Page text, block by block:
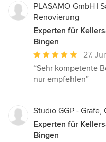
PLASAMO GmbH |
Renovierung
Experten für
Bingen
Durchschnittliche
Bewertung:
5
Sternen
27.
“Sehr kompetente
nur empfehlen”
Studio GGP - Gräfe,
Experten für
Bingen